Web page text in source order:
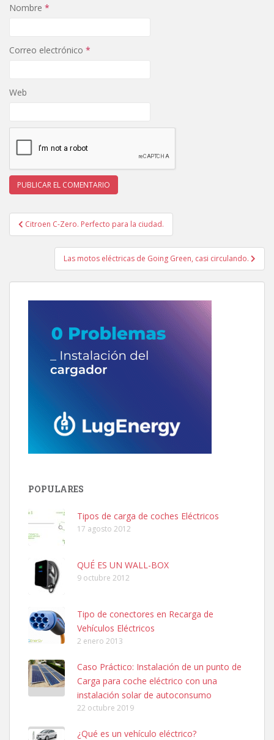
Nombre *
Correo electrónico *
Web
Navegación
de
entradas
Citroen C-Zero. Perfecto para la ciudad.
Las motos eléctricas de Going Green, casi circulando.
POPULARES
Tipos de carga de coches Eléctricos
17 agosto 2012
QUÉ ES UN WALL-BOX
9 octubre 2012
Tipo de conectores en Recarga de
Vehículos Eléctricos
2 enero 2013
Caso Práctico: Instalación de un punto de
Carga para coche eléctrico con una
instalación solar de autoconsumo
22 octubre 2019
¿Qué es un vehículo eléctrico?